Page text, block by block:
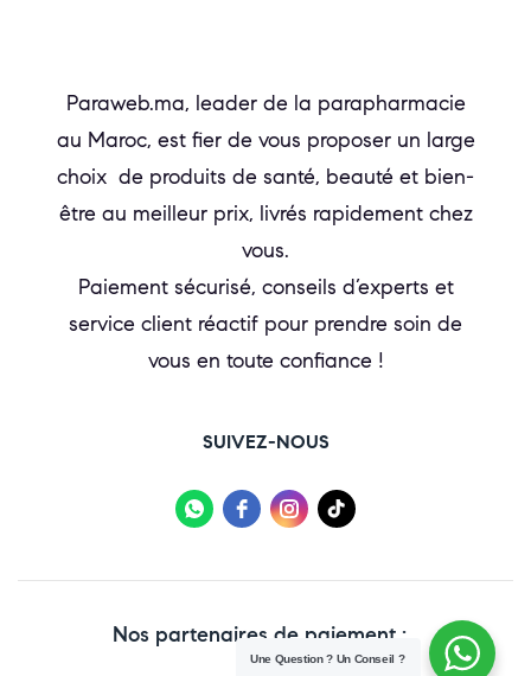
Paraweb.ma, leader de la parapharmacie
au Maroc, est fier de vous proposer un large
choix de produits de santé, beauté et bien-
être au meilleur prix, livrés rapidement chez
vous.
Paiement sécurisé, conseils d’experts et
service client réactif pour prendre soin de
vous en toute confiance !
SUIVEZ-NOUS
Nos partenaires de paiement :
Une Question ? Un Conseil ?